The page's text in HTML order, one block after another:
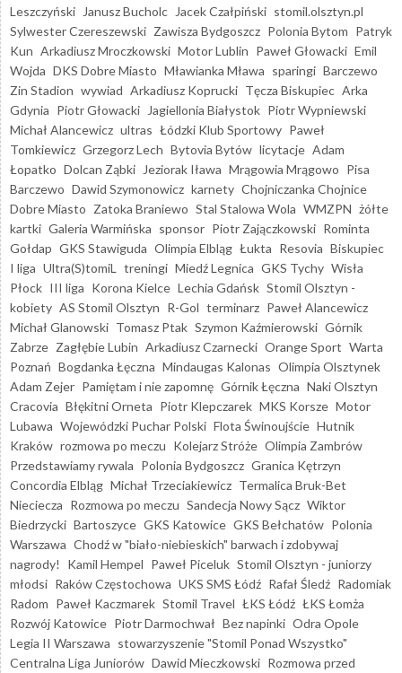
Leszczyński
Janusz Bucholc Jacek Czałpiński stomil.olsztyn.pl
Sylwester Czereszewski Zawisza Bydgoszcz Polonia Bytom Patryk
Kun Arkadiusz Mroczkowski Motor Lublin Paweł Głowacki Emil
Wojda DKS Dobre Miasto Mławianka Mława sparingi Barczewo
Zin Stadion wywiad Arkadiusz Koprucki Tęcza Biskupiec Arka
Gdynia Piotr Głowacki Jagiellonia Białystok Piotr Wypniewski
Michał Alancewicz ultras Łódzki Klub Sportowy Paweł
Tomkiewicz Grzegorz Lech Bytovia Bytów licytacje Adam
Łopatko Dolcan Ząbki Jeziorak Iława Mrągowia Mrągowo Pisa
Barczewo Dawid Szymonowicz karnety Chojniczanka Chojnice
Dobre Miasto Zatoka Braniewo Stal Stalowa Wola WMZPN żółte
kartki Galeria Warmińska sponsor Piotr Zajączkowski Rominta
Gołdap GKS Stawiguda Olimpia Elbląg Łukta Resovia Biskupiec
I liga Ultra(S)tomiL treningi Miedź Legnica GKS Tychy Wisła
Płock III liga Korona Kielce Lechia Gdańsk Stomil Olsztyn -
kobiety AS Stomil Olsztyn R-Gol terminarz Paweł Alancewicz
Michał Glanowski Tomasz Ptak Szymon Kaźmierowski Górnik
Zabrze Zagłębie Lubin Arkadiusz Czarnecki Orange Sport Warta
Poznań Bogdanka Łęczna Mindaugas Kalonas Olimpia Olsztynek
Adam Zejer Pamiętam i nie zapomnę Górnik Łęczna Naki Olsztyn
Cracovia Błękitni Orneta Piotr Klepczarek MKS Korsze Motor
Lubawa Wojewódzki Puchar Polski Flota Świnoujście Hutnik
Kraków rozmowa po meczu Kolejarz Stróże Olimpia Zambrów
Przedstawiamy rywala Polonia Bydgoszcz Granica Kętrzyn
Concordia Elbląg Michał Trzeciakiewicz Termalica Bruk-Bet
Nieciecza Rozmowa po meczu Sandecja Nowy Sącz Wiktor
Biedrzycki Bartoszyce GKS Katowice GKS Bełchatów Polonia
Warszawa Chodź w "biało-niebieskich" barwach i zdobywaj
nagrody!
Kamil Hempel Paweł Piceluk Stomil Olsztyn - juniorzy
młodsi Raków Częstochowa UKS SMS Łódź Rafał Śledź Radomiak
Radom Paweł Kaczmarek Stomil Travel ŁKS Łódź ŁKS Łomża
Rozwój Katowice Piotr Darmochwał Bez napinki Odra Opole
Legia II Warszawa stowarzyszenie "Stomil Ponad Wszystko"
Centralna Liga Juniorów Dawid Mieczkowski Rozmowa przed